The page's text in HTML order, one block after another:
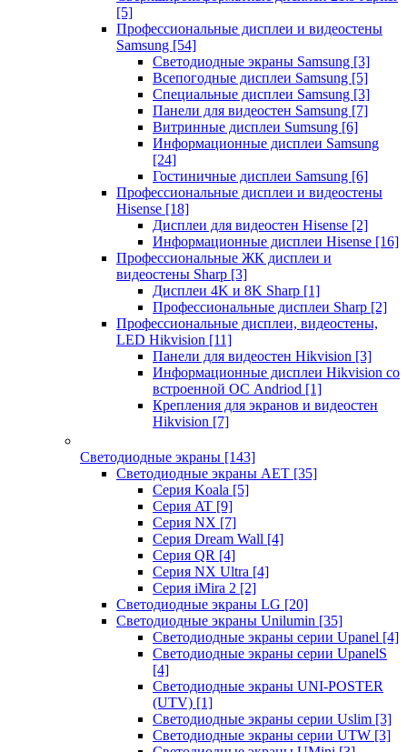
[5]
Профессиональные дисплеи и видеостены
Samsung [54]
Светодиодные экраны Samsung [3]
Всепогодные дисплеи Samsung [5]
Специальные дисплеи Samsung [3]
Панели для видеостен Samsung [7]
Витринные дисплеи Sumsung [6]
Информационные дисплеи Samsung
[24]
Гостиничные дисплеи Samsung [6]
Профессиональные дисплеи и видеостены
Hisense [18]
Дисплеи для видеостен Hisense [2]
Информационные дисплеи Hisense [16]
Профессиональные ЖК дисплеи и
видеостены Sharp [3]
Дисплеи 4K и 8K Sharp [1]
Профессиональные дисплеи Sharp [2]
Профессиональные дисплеи, видеостены,
LED Hikvision [11]
Панели для видеостен Hikvision [3]
Информационные дисплеи Hikvision со
встроенной ОС Andriod [1]
Крепления для экранов и видеостен
Hikvision [7]
Светодиодные экраны [143]
Светодиодные экраны AET [35]
Cерия Koala [5]
Серия AT [9]
Серия NX [7]
Серия Dream Wall [4]
Серия QR [4]
Серия NX Ultra [4]
Серия iMira 2 [2]
Светодиодные экраны LG [20]
Светодиодные экраны Unilumin [35]
Светодиодные экраны серии Upanel [4]
Светодиодные экраны серии UpanelS
[4]
Светодиодные экраны UNI-POSTER
(UTV) [1]
Светодиодные экраны серии Uslim [3]
Светодиодные экраны серии UTW [3]